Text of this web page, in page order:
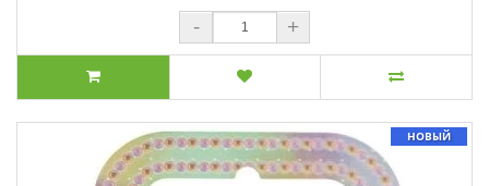
- +
НОВЫЙ